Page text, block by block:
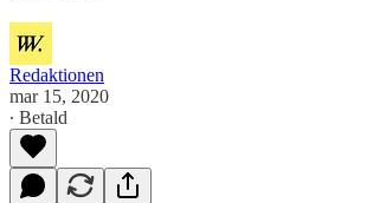
Redaktionen
mar 15, 2020
∙ Betald